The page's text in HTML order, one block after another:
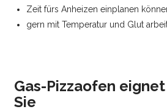
Zeit fürs Anheizen einplanen
gern mit Temperatur und Glut
Gas-Pizzaofen
Sie